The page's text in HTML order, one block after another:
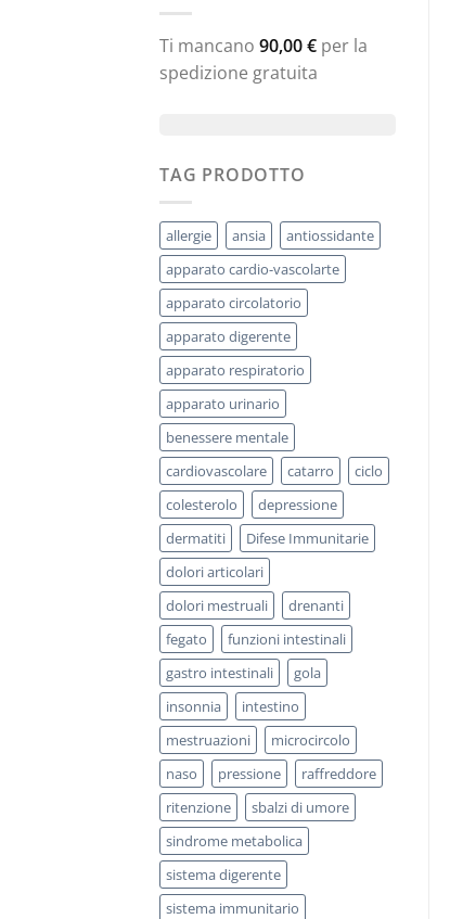
Ti mancano 90,00€ per la
spedizione gratuita
TAG PRODOTTO
allergie ansia
antiossidante
apparato cardio-vascolarte
apparato circolatorio
apparato digerente
apparato respiratorio
apparato urinario
benessere mentale
cardiovascolare
catarro
ciclo
colesterolo
depressione
dermatiti
Difese Immunitarie
dolori articolari
dolori mestruali
drenanti
fegato
funzioni intestinali
gastro intestinali
gola
insonnia
intestino
mestruazioni
microcircolo
naso
pressione
raffreddore
ritenzione
sbalzi di umore
sindrome metabolica
sistema digerente
sistema immunitario